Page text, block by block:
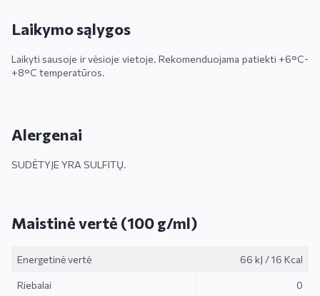
Laikymo sąlygos
Laikyti sausoje ir vėsioje vietoje. Rekomenduojama patiekti +6°C-
+8°C temperatūros.
Alergenai
SUDĖTYJE YRA SULFITŲ.
Maistinė vertė (100 g/ml)
Energetinė vertė 66 kJ /16 Kcal
Riebalai 0